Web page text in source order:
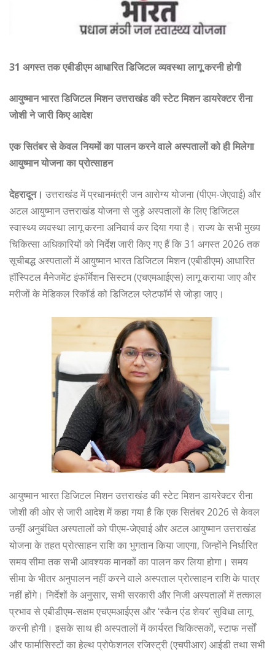
31 अगस्त तक एबीडीएम आधारित डिजिटल व्यवस्था लागू करनी होगी
आयुष्मान भारत डिजिटल मिशन उत्तराखंड की स्टेट मिशन डायरेक्टर रीना
जोशी ने जारी किए आदेश
एक सितंबर से केवल नियमों का पालन करने वाले अस्पतालों को ही मिलेगा
आयुष्मान योजना का प्रोत्साहन
देहरादून। उत्तराखंड में प्रधानमंत्री जन आरोग्य योजना (पीएम-जेएवाई) और
अटल आयुष्मान उत्तराखंड योजना से जुड़े अस्पतालों के लिए डिजिटल
स्वास्थ्य व्यवस्था लागू करना अनिवार्य कर दिया गया है। राज्य के सभी मुख्य
चिकित्सा अधिकारियों को निर्देश जारी किए गए हैं कि 31 अगस्त 2026 तक
सूचीबद्ध अस्पतालों में आयुष्मान भारत डिजिटल मिशन (एबीडीएम) आधारित
हॉस्पिटल मैनेजमेंट इंफॉर्मेशन सिस्टम (एचएमआईएस) लागू कराया जाए और
मरीजों के मेडिकल रिकॉर्ड को डिजिटल प्लेटफॉर्म से जोड़ा जाए।
आयुष्मान भारत डिजिटल मिशन उत्तराखंड की स्टेट मिशन डायरेक्टर रीना
जोशी की ओर से जारी आदेश में कहा गया है कि एक सितंबर 2026 से केवल
उन्हीं अनुबंधित अस्पतालों को पीएम-जेएवाई और अटल आयुष्मान उत्तराखंड
योजना के तहत प्रोत्साहन राशि का भुगतान किया जाएगा, जिन्होंने निर्धारित
समय सीमा तक सभी आवश्यक मानकों का पालन कर लिया होगा। समय
सीमा के भीतर अनुपालन नहीं करने वाले अस्पताल प्रोत्साहन राशि के पात्र
नहीं होंगे। निर्देशों के अनुसार, सभी सरकारी और निजी अस्पतालों में तत्काल
प्रभाव से एबीडीएम-सक्षम एचएमआईएस और ‘स्कैन एंड शेयर’ सुविधा लागू
करनी होगी। इसके साथ ही अस्पतालों में कार्यरत चिकित्सकों, स्टाफ नर्सों
और फार्मासिस्टों का हेल्थ प्रोफेशनल रजिस्ट्री (एचपीआर) आईडी तथा सभी